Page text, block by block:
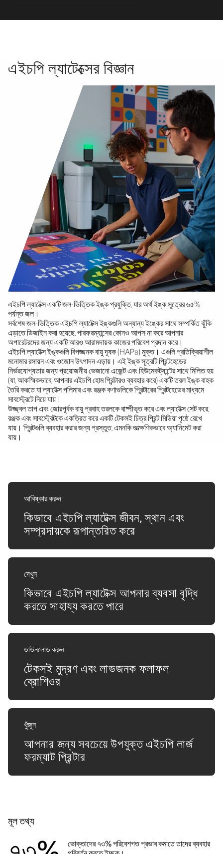
এইচপি ল্যাটেক্সের বিজ্ঞান
এইচপি ল্যাটেক্স একটি জল-ভিত্তিক ইঙ্ক প্রযুক্তি, যার অর্থ ইঙ্ক সূত্রের ৬৫%
পর্যন্ত জল।
সর্বশেষ জল-ভিত্তিক এইচপি ল্যাটেক্স ইঙ্কগুলি অন্যান্য ইঙ্কের সাথে সম্পর্কিত ঝুঁকি
এড়াতে ডিজাইন করা হয়েছে, পারফরম্যান্সের কোনও আপস না করে আপনার
অপারেটরদের জন্য একটি আরও আরামদায়ক কাজের পরিবেশ প্রদান করে।
এইচপি ল্যাটেক্স ইঙ্কগুলি বিপজ্জনক বায়ু দূষক (HAPs) মুক্ত। এগুলি প্রতিক্রিয়াশীল
মনোমার রসায়ন এবং ওজোন উৎপাদন এড়ায়। এই ইঙ্ক সূত্রটি প্রিন্টহেডের
নির্ভরযোগ্যতার জন্য প্রয়োজনীয় ভেজানো এজেন্ট এবং হিউমেকট্যান্টের সাথে মিলিত হয়
(যা, আকস্মিকভাবে, আপনার এইচপি হোম প্রিন্টারও ব্যবহার করে) একটি তরল ইঙ্ক বাহক
তৈরি করতে যা ল্যাটেক্স পলিমার এবং রঞ্জক কণাগুলিকে প্রিন্টারের প্রিন্টহেডের মাধ্যমে
সাবস্ট্রেটে নিয়ে যায়।
উজ্জ্বল তাপ এবং জোরপূর্বক বায়ু প্রবাহ তরলকে বাষ্পীভূত করে এবং ল্যাটেক্স সেট করে,
রঞ্জক এবং সাবস্ট্রেটকে একত্রিত করে একটি টেকসই চিত্র প্রিন্ট মিডিয়া পৃষ্ঠে রেখে
যায়। প্রিন্টগুলি ব্যবহার করার জন্য প্রস্তুত, এমনকি তাত্ক্ষণিকভাবে অ্যানিমেট করা
যায়।
আবিষ্কার করুন
কিভাবে এইচপি ল্যাটেক্স জীবন, স্থান এবং
সম্প্রদায়কে রূপান্তরিত করে
দেখুন
কিভাবে এইচপি ল্যাটেক্স আপনার ব্যবসা বৃদ্ধি
করতে সাহায্য করতে পারে
ডাউনলোড করুন
টেকসই মুদ্রণ এবং লাভজনক ফলাফল
ব্রোশিওর
খুঁজুন
আপনার জন্য সবচেয়ে উপযুক্ত এইচপি লার্জ
ফরম্যাট প্রিন্টার
মূল তথ্য
ভোক্তাদের ৭৩% পরিবেশগত প্রভাব কমাতে তাদের ব্যবহার